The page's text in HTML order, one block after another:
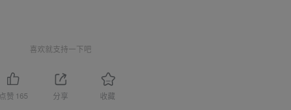
喜欢就支持一下吧
点赞 165 分享 收藏